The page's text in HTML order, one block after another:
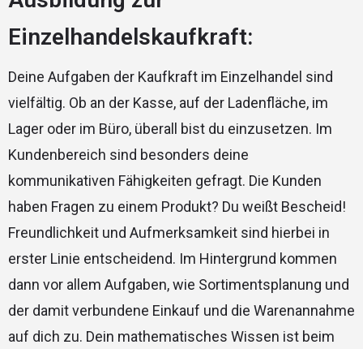
Einzelhandelskaufkraft:
Deine Aufgaben der Kaufkraft im Einzelhandel sind
vielfältig. Ob an der Kasse, auf der Ladenfläche, im
Lager oder im Büro, überall bist du einzusetzen. Im
Kundenbereich sind besonders deine
kommunikativen Fähigkeiten gefragt. Die Kunden
haben Fragen zu einem Produkt? Du weißt Bescheid!
Freundlichkeit und Aufmerksamkeit sind hierbei in
erster Linie entscheidend. Im Hintergrund kommen
dann vor allem Aufgaben, wie Sortimentsplanung und
der damit verbundene Einkauf und die Warenannahme
auf dich zu. Dein mathematisches Wissen ist beim